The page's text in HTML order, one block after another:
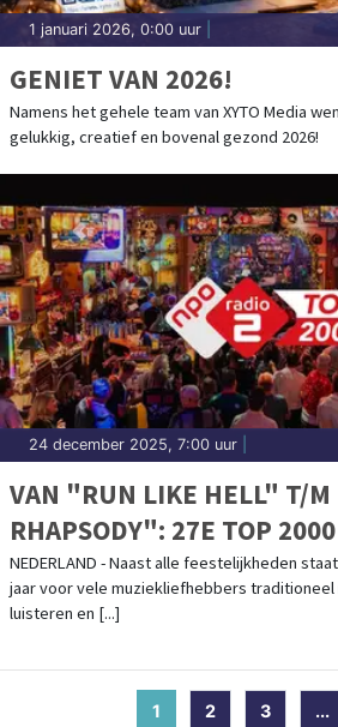
1 januari 2026, 0:00 uur
GENIET VAN 2026!
Namens het gehele team van XYTO Media
gelukkig, creatief en bovenal gezond 2026!
24 december 2025, 7:00 uur
VAN "RUN LIKE HELL" T/
RHAPSODY": 27E TOP
VAN START
NEDERLAND - Naast alle feestelijkheden
jaar voor vele muziekliefhebbers traditioneel
luisteren en [...]
1 (current)
2 3 ...